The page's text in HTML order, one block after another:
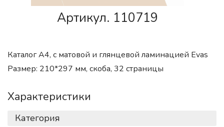
Артикул. 110719
Каталог А4, с матовой и глянцевой ламинацией Evas
Размер: 210*297 мм, скоба, 32 страницы
Характеристики
Категория